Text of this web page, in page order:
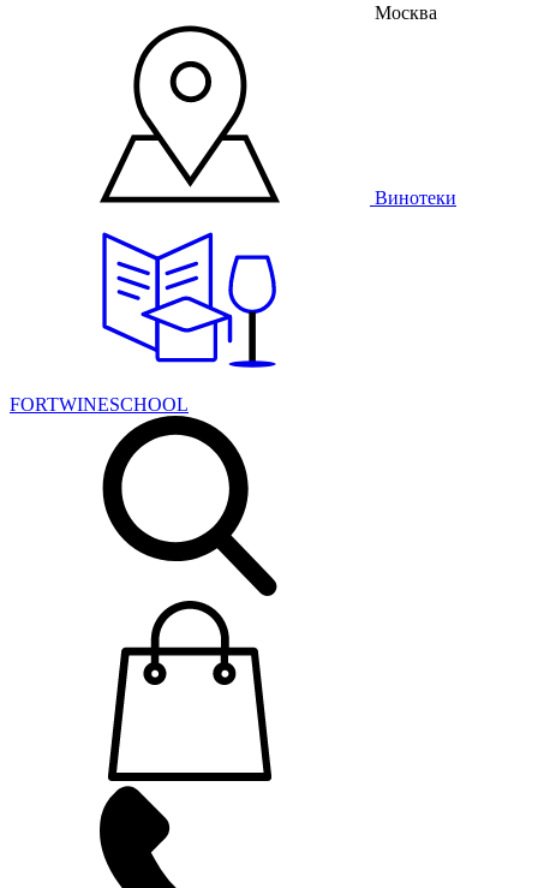
Москва
Винотеки
FORTWINESCHOOL